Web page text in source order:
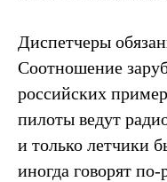
Диспетчеры
Соотношение
российских
пилоты ведут
и только летчики
иногда говорят